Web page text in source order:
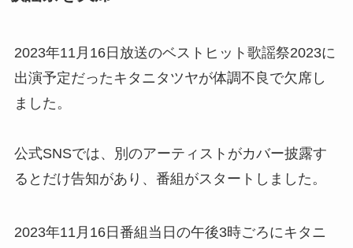
2023年11月16日放送のベストヒット歌謡祭2023に
出演予定だったキタニタツヤが体調不良で欠席し
ました。
公式SNSでは、別のアーティストがカバー披露す
るとだけ告知があり、番組がスタートしました。
2023年11月16日番組当日の午後3時ごろにキタニ